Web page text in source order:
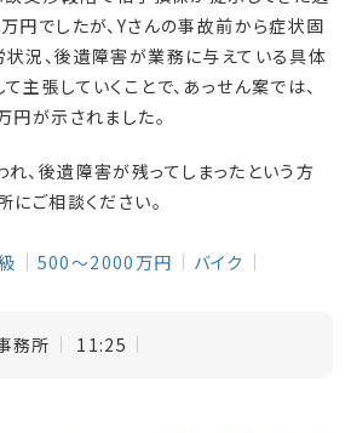
円でしたが、Yさんの事故前から症状固
況、後遺障害が業務に与えている具体
主張していくことで、あっせん案では、
円が示されました。
、後遺障害が残ってしまったという方
にご相談ください。
500～2000万円 バイク
務所 11:25